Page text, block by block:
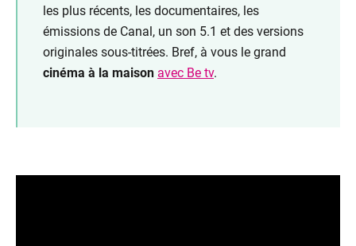
les plus récents, les documentaires, les
émissions de Canal, un son 5.1 et des versions
originales sous-titrées. Bref, à vous le grand
cinéma à la maison avec Be tv.